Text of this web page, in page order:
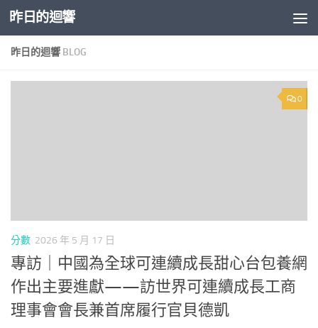
Skip to content
昨日的迴響
昨日的迴響 BLOG
0
分數 2026 年 5 月 17 日
專訪｜中國為全球可連續成長甜心台包養網
作出主要進獻——訪世界可連續成長工商
理事會會長兼首席履行官貝德凱